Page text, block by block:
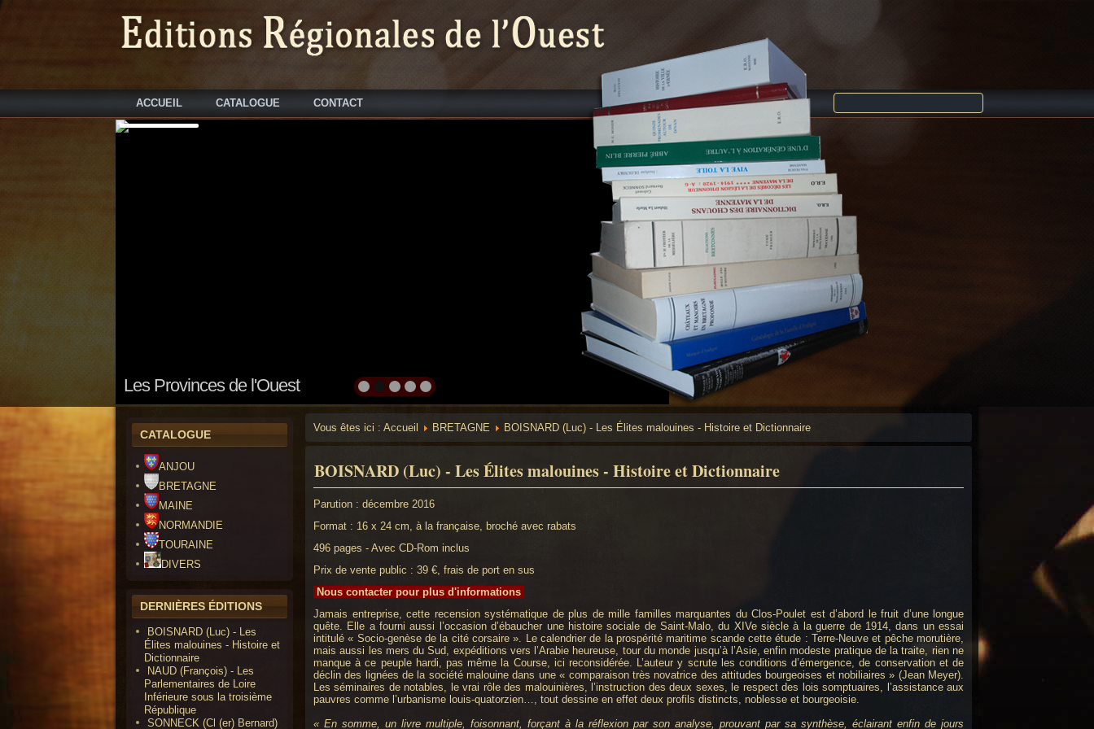
Les Provinces de l'Ouest
ACCUEIL CATALOGUE CONTACT
CATALOGUE
ANJOU
BRETAGNE
MAINE
NORMANDIE
TOURAINE
DIVERS
DERNIÈRES ÉDITIONS
BOISNARD (Luc) - Les
Élites malouines - Histoire et
Dictionnaire
NAUD (François) - Les
Parlementaires de Loire
Inférieure sous la troisième
République
SONNECK (Cl (er) Bernard)
Vous êtes ici : Accueil BRETAGNE BOISNARD (Luc) - Les Élites malouines - Histoire et Dictionnaire
BOISNARD (Luc) - Les Élites malouines - Histoire et Dictionnaire
Parution : décembre 2016
Format : 16 x 24 cm, à la française, broché avec rabats
496 pages - Avec CD-Rom inclus
Prix de vente public : 39 €, frais de port en sus
Nous contacter pour plus d'informations
Jamais entreprise, cette recension systématique de plus de mille familles marquantes du Clos-Poulet est d’abord le fruit d’une longue
quête. Elle a fourni aussi l’occasion d’ébaucher une histoire sociale de Saint-Malo, du XIVe siècle à la guerre de 1914, dans un essai
intitulé « Socio-genèse de la cité corsaire ». Le calendrier de la prospérité maritime scande cette étude : Terre-Neuve et pêche morutière,
mais aussi les mers du Sud, expéditions vers l’Arabie heureuse, tour du monde jusqu’à l’Asie, enfin modeste pratique de la traite, rien ne
manque à ce peuple hardi, pas même la Course, ici reconsidérée. L’auteur y scrute les conditions d’émergence, de conservation et de
déclin des lignées de la société malouine dans une « comparaison très novatrice des attitudes bourgeoises et nobiliaires » (Jean Meyer).
Les séminaires de notables, le vrai rôle des malouinières, l’instruction des deux sexes, le respect des lois somptuaires, l’assistance aux
pauvres comme l’urbanisme louis-quatorzien…, tout dessine en effet deux profils distincts, noblesse et bourgeoisie.
« En somme, un livre multiple, foisonnant, forçant à la réflexion par son analyse, prouvant par sa synthèse, éclairant enfin de jours